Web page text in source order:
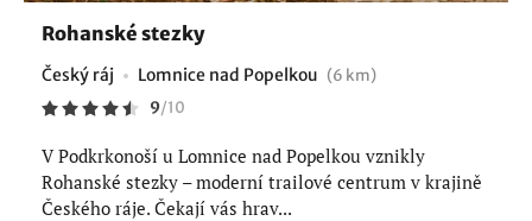
Rohanské stezky
Český ráj Lomnice nad Popelkou (6 km)
9/10
V Podkrkonoší u Lomnice nad Popelkou vznikly
Rohanské stezky – moderní trailové centrum v krajině
Českého ráje. Čekají vás hrav...